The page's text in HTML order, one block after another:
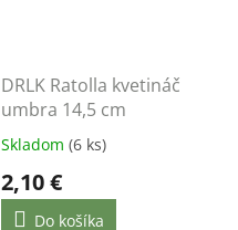
DRLK Ratolla kvetináč
umbra 14,5 cm
Skladom (6 ks)
2,10 €
Do košíka